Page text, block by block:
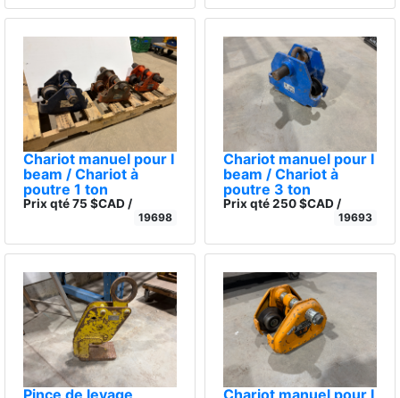
Chariot manuel pour I
beam / Chariot à
poutre 1 ton
Prix qté 75 $CAD /
19698
Chariot manuel pour I
beam / Chariot à
poutre 3 ton
Prix qté 250 $CAD /
19693
Pince de levage Chariot manuel pour I